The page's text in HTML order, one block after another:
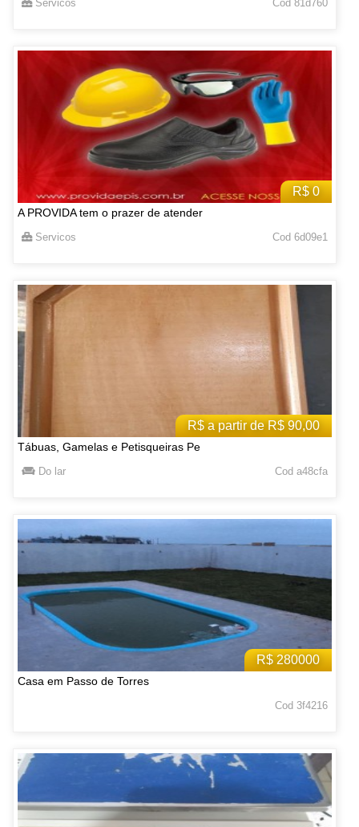
Servicos Cod 81d760
R$ 0
A PROVIDA tem o prazer de atender
Servicos Cod 6d09e1
R$ a partir de R$ 90,00
Tábuas, Gamelas e Petisqueiras Pe
Do lar Cod a48cfa
R$ 280000
Casa em Passo de Torres
Cod 3f4216